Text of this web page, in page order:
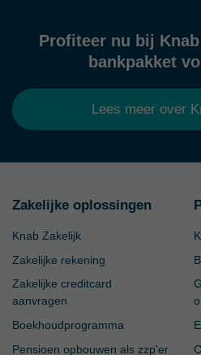
Profiteer nu bij
bankpakket
Lees meer over
Zakelijke oplossingen
Knab Zakelijk
Zakelijke rekening
Zakelijke creditcard
aanvragen
Boekhoudprogramma
Pensioen opbouwen als zzp'er